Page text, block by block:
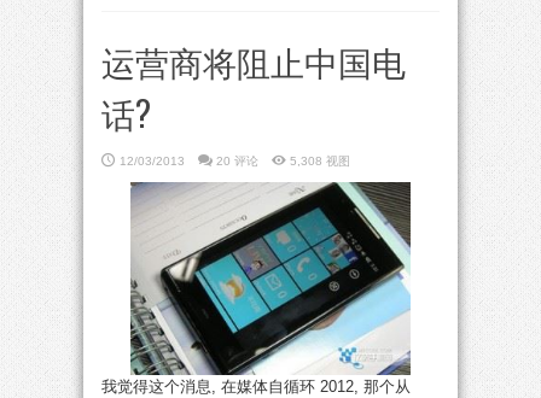
运营商将阻止中国电
话?
12/03/2013 20 评论 5,308 视图
我觉得这个消息, 在媒体自循环 2012, 那个从